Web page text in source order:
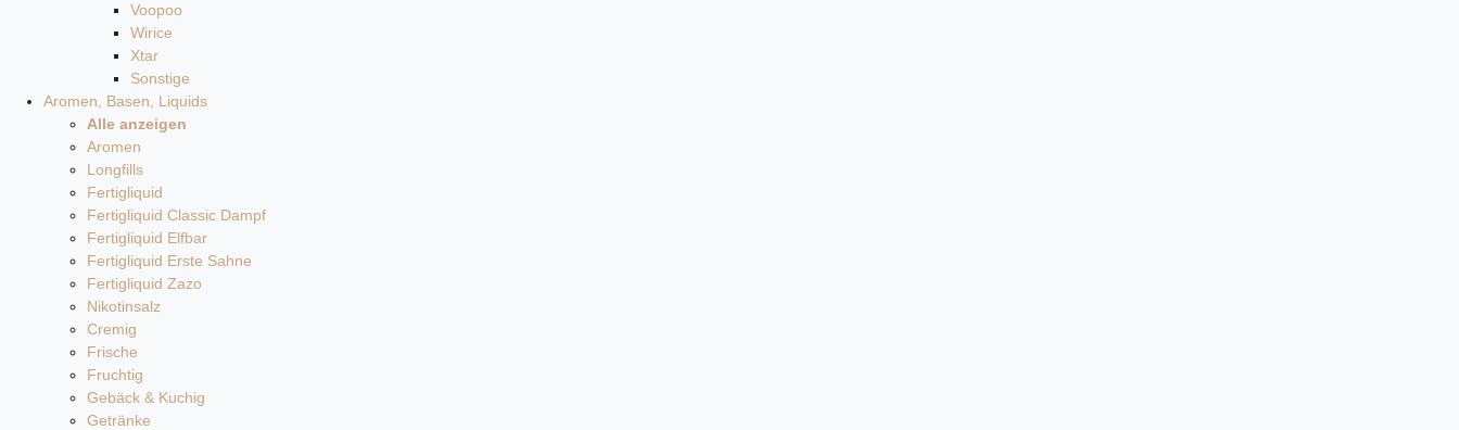
Voopoo
Wirice
Xtar
Sonstige
Aromen, Basen, Liquids
Alle anzeigen
Aromen
Longfills
Fertigliquid
Fertigliquid Classic Dampf
Fertigliquid Elfbar
Fertigliquid Erste Sahne
Fertigliquid Zazo
Nikotinsalz
Cremig
Frische
Fruchtig
Gebäck & Kuchig
Getränke